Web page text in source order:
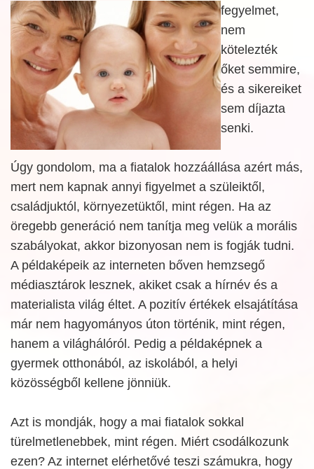
fegyelmet,
nem
kötelezték
őket semmire,
és a sikereiket
sem díjazta
senki.
Úgy gondolom, ma a fiatalok hozzáállása azért más,
mert nem kapnak annyi figyelmet a szüleiktől,
családjuktól, környezetüktől, mint régen. Ha az
öregebb generáció nem tanítja meg velük a morális
szabályokat, akkor bizonyosan nem is fogják tudni.
A példaképeik az interneten bőven hemzsegő
médiasztárok lesznek, akiket csak a hírnév és a
materialista világ éltet. A pozitív értékek elsajátítása
már nem hagyományos úton történik, mint régen,
hanem a világhálóról. Pedig a példaképnek a
gyermek otthonából, az iskolából, a helyi
közösségből kellene jönniük.
Azt is mondják, hogy a mai fiatalok sokkal
türelmetlenebbek, mint régen. Miért csodálkozunk
ezen? Az internet elérhetővé teszi számukra, hogy